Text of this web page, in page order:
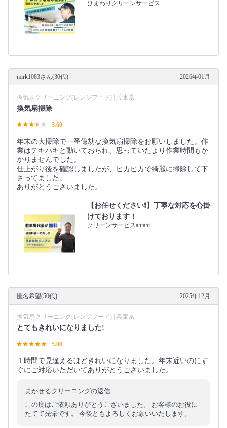
ひまわりクリーンサービス
mirk1083さん(30代) 2026年01月
換気扇クリーニング(レンジフード) | 兵庫県
換気扇掃除
3.60
年末の大掃除で一番億劫な換気扇掃除をお願いしました。作
業はテキパキと動いておられ、思っていたより作業時間もか
かりませんでした。
仕上がり後を確認しましたが、ピカピカで綺麗に掃除して下
さってました。
ありがとうございました。
【お任せください❗️】丁寧な対応を心掛
けております！
クリーンサービスahiahi
匿名希望(50代) 2025年12月
換気扇クリーニング(レンジフード) | 兵庫県
とてもきれいになりました!
5.00
１時間で見違えるほどきれいになりました。年末近いのにす
ぐにご対応いただいてありがとうございました。
まかせるクリーニングの返信
この度はご依頼ありがとうございました。 お客様のお役に
たてて光栄です。 今後ともよろしくお願いいたします。